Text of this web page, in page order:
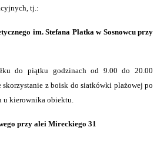
tj.:
im. Stefana Płatka w Sosnowcu przy
do piątku godzinach od 9.00 do 20.00
skorzystanie z boisk do siatkówki plażowej po
u kierownika obiektu.
przy alei Mireckiego 31